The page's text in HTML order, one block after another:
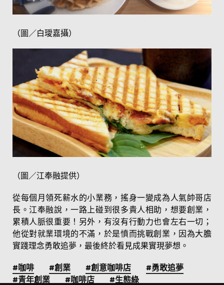
（圖／白璦嘉攝）
（圖／江奉融提供）
從每個月領死薪水的小業務，搖身一變成為人氣帥哥店
長。江奉融說，一路上碰到很多貴人相助，想要創業，
累積人脈很重要！另外，有沒有行動力也會左右一切；
他從對就業環境的不滿，於是憤而挑戰創業，因為大膽
實踐理念勇敢追夢，最後終於看見成果實現夢想。
#咖啡 #創業 #創意咖啡店
#勇敢追夢
#青年創業
#咖啡店 #生態綠